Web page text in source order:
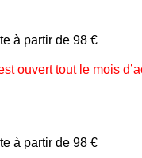
à partir de 98 €
ouvert tout le mois
à partir de 98 €